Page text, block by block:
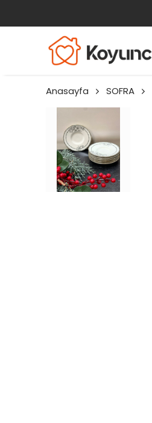
Anasayfa SOFRA